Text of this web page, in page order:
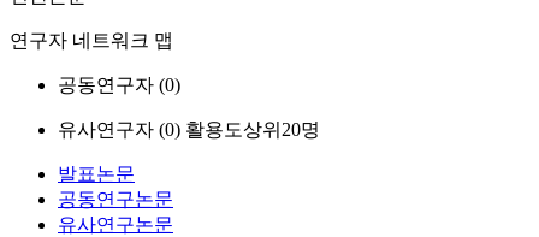
연구자 네트워크 맵
공동연구자 (0)
유사연구자 (0) 활용도상위20명
발표논문
공동연구논문
유사연구논문